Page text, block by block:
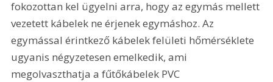
fokozottan kel ügyelni arra, hogy az egymás mellett
vezetett kábelek ne érjenek egymáshoz. Az
egymással érintkező kábelek felületi hőmérséklete
ugyanis négyzetesen emelkedik, ami
megolvaszthatja a fűtőkábelek PVC